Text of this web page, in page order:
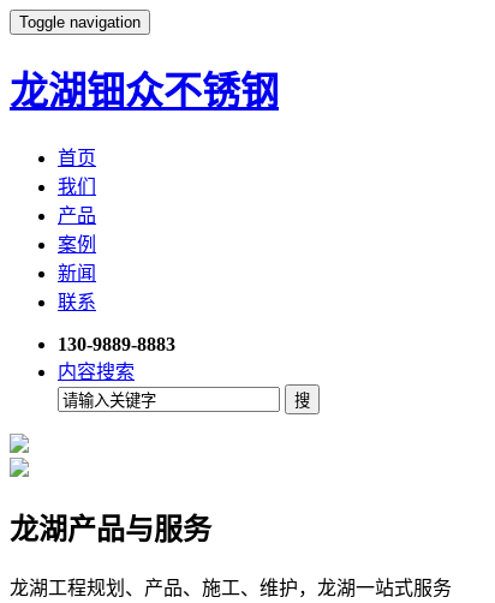
Toggle navigation
龙湖钿众不锈钢
首页
我们
产品
案例
新闻
联系
130-9889-8883
内容搜索
龙湖产品与服务
龙湖工程规划、产品、施工、维护，龙湖一站式服务